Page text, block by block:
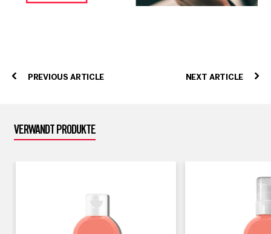
PREVIOUS ARTICLE NEXT ARTICLE
VERWANDT PRODUKTE